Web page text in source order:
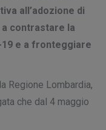
all’adozione di
contrastare la
19 e a fronteggiare
Regione Lombardia,
che dal 4 maggio